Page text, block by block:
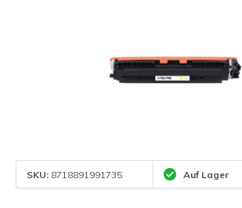
SKU: 8718891991735 Auf Lager